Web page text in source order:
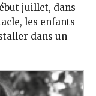
juillet, dans
les enfants
dans un